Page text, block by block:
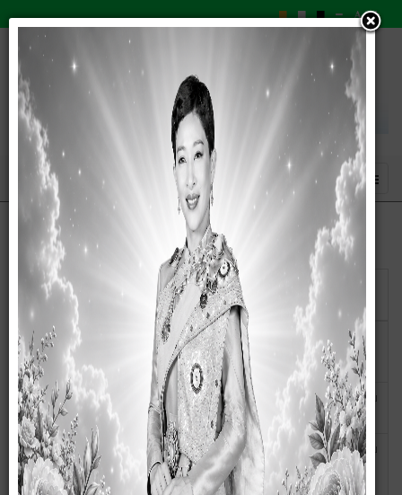
แสดง
#
นำส่งข้อมูลข่าวสารเกี่ยวกับผลการพิจารณาการจัดซื้อจัดจ้าง
ของหน่วยงานของรัฐ ประจำเดือน มกราคม 2567
กุมภาพันธ์
2567
ขออนุมัติประกาศเผยแพร่แผนการจัดซื้อจัดจ้างประจำ
ปีงบประมาณ พ.ศ 2567
11 มกราคม
2567
รายละเอียดแนบท้ายประกาศผู้จัดซื้อจัดจ้างหรือผู้ได้รับการ
คัดเลือกและสาระสำคัญของสัญญาหรือข้อตกลง ประจำ
ไตรมาสที่1
10 มกราคม
2567